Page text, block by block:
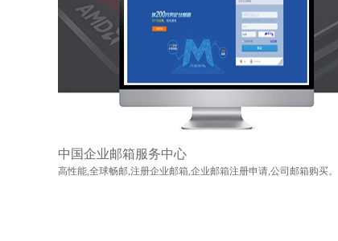
中国企业邮箱服务中心
高性能,全球畅邮,注册企业邮箱,企业邮箱注册申请,公司邮箱购买。